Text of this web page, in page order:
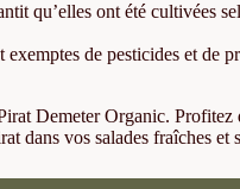
qu’elles ont été cultivées
de pesticides et de
Demeter Organic.
dans vos salades fraîches et